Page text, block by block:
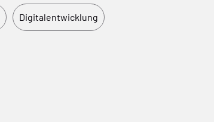
Digitalentwicklung